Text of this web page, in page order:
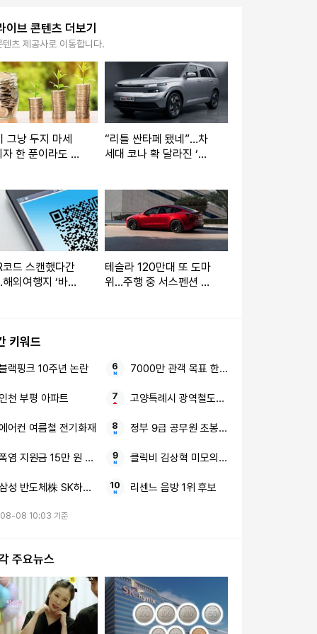
이브 콘텐츠 더보기
텐츠 제공사로 이동합니다.
그냥 두지 마세
한 푼이라도 더
“리틀 싼타페 됐네”…차
세대 코나 확 달라진 ‘각
드 스캔했다간
외여행지 ‘바가
테슬라 120만대 또 도마
위…주행 중 서스펜션 빠
키워드
랙핑크 10주년 논란
천 부평 아파트
어컨 여름철 전기화재
염 지원금 15만 원 대상
성 반도체株 SK하이닉스
7000만 관객 목표 한국 영화
고양특례시 광역철도망 국회 협력
정부 9급 공무원 초봉 대폭 인상 유망 직업
클릭비 김상혁 미모의 CEO 신랑수업2
리센느 음방 1위 후보
08 10:03 기준
주요뉴스